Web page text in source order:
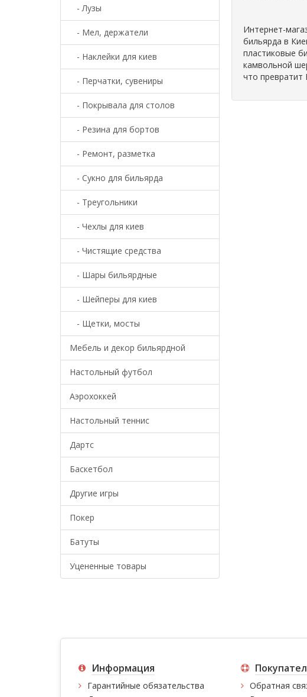
- Лузы
- Мел, держатели
- Наклейки для киев
- Перчатки, сувениры
- Покрывала для столов
- Резина для бортов
- Ремонт, разметка
- Сукно для бильярда
- Треугольники
- Чехлы для киев
- Чистящие средства
- Шары бильярдные
- Шейперы для киев
- Щетки, мосты
Мебель и декор бильярдной
Настольный футбол
Аэрохоккей
Настольный теннис
Дартс
Баскетбол
Другие игры
Покер
Батуты
Уцененные товары
Интернет-
бильярда в
пластиковые
камвольной
что превратит
Информация
Гарантийные обязательства
Обратная